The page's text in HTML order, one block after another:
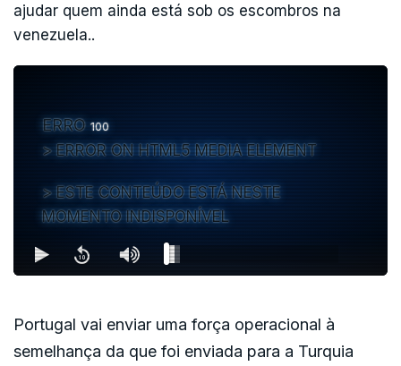
ajudar quem ainda está sob os escombros na
venezuela..
ERRO 100
ERROR ON HTML5 MEDIA ELEMENT
ESTE CONTEÚDO ESTÁ NESTE
MOMENTO INDISPONÍVEL
Portugal vai enviar uma força operacional à
semelhança da que foi enviada para a Turquia